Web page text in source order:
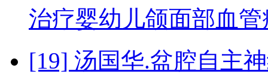
治疗婴幼儿颌面部血
[19] 汤国华.盆腔自主